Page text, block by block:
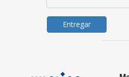
Entregar